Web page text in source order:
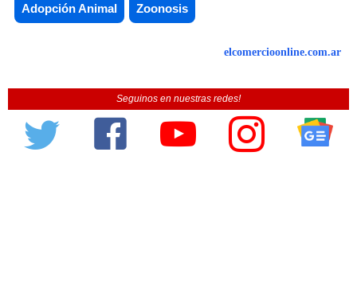
Adopción Animal Zoonosis
elcomercioonline.com.ar
Seguinos en nuestras redes!